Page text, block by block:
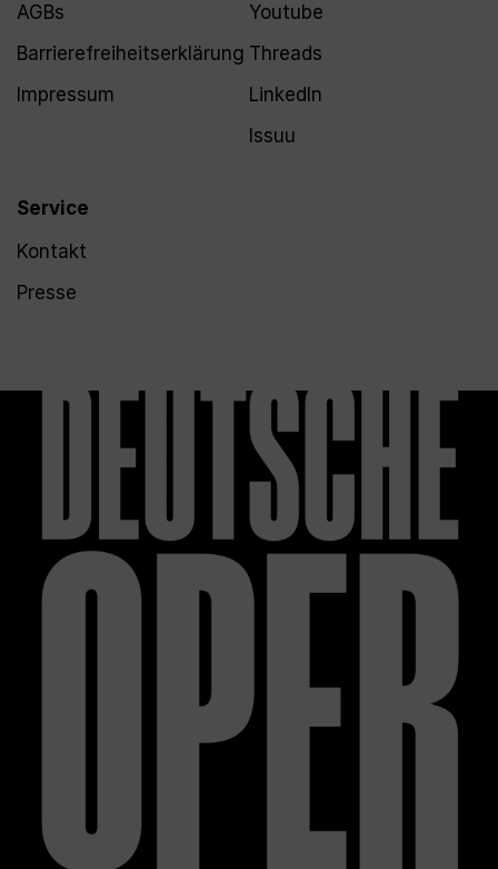
AGBs
Barrierefreiheitserklärung
Impressum
Service
Kontakt
Presse
Youtube
Threads
LinkedIn
Issuu